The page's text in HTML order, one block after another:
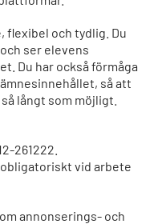
flexibel och tydlig. Du
ser elevens
Du har också förmåga
så att
långt som möjligt.
261222.
vid arbete
annonserings- och